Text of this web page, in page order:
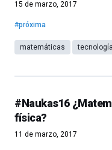
15 de marzo, 2017
#próxima
matemáticas tecnología
#Naukas16
física?
11 de marzo, 2017